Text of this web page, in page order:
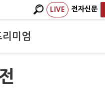
LIVE 전자신문
리미엄